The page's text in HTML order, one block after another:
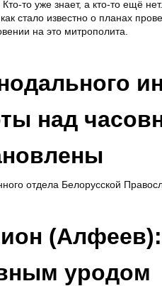
то уже знает, а кто-то ещё
стало известно о планах
на это митрополита.
над
отдела Белорусской
уродом